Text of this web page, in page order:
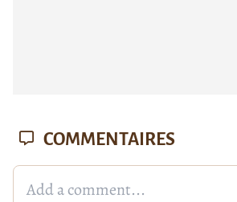
COMMENTAIRES